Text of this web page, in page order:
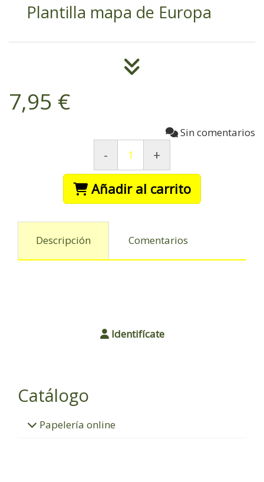
Plantilla mapa de Europa
7,95 €
Sin comentarios
-
+
Añadir al carrito
Descripción Comentarios
Identifícate
Catálogo
Papelería online